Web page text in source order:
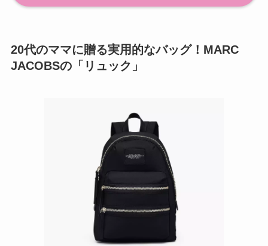
20代のママに贈る実用的なバッグ！MARC
JACOBSの「リュック」